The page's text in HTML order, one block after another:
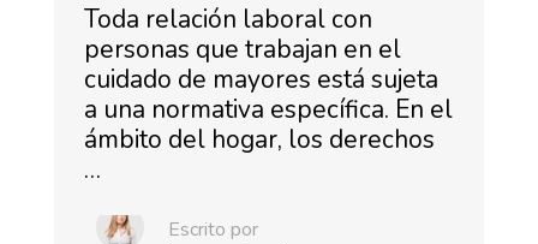
Toda relación laboral con
personas que trabajan en el
cuidado de mayores está sujeta
a una normativa específica. En el
ámbito del hogar, los derechos
…
Escrito por